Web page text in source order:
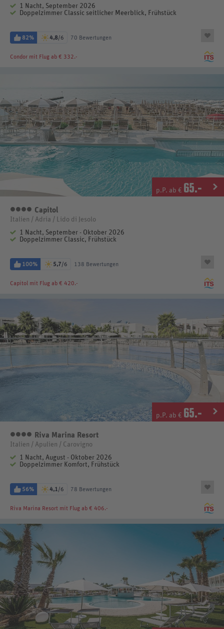
1 Nacht, September 2026
Doppelzimmer Classic seitlicher Meerblick, Frühstück
82% 4,8/6 70 Bewertungen
Condor mit Flug ab € 332.-
p.P. ab € 65.-
4 Sterne
Capitol
Italien / Adria / Lido di Jesolo
1 Nacht, September - Oktober 2026
Doppelzimmer Classic, Frühstück
100% 5,7/6 138 Bewertungen
Capitol mit Flug ab € 420.-
p.P. ab € 65.-
4 Sterne
Riva Marina Resort
Italien / Apulien / Carovigno
1 Nacht, August - Oktober 2026
Doppelzimmer Komfort, Frühstück
56% 4,1/6 78 Bewertungen
Riva Marina Resort mit Flug ab € 406.-